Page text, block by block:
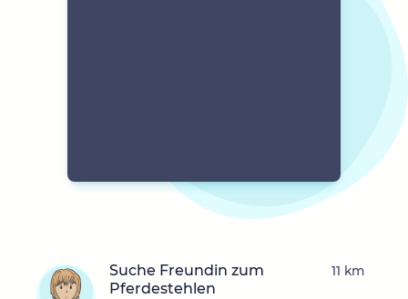
Suche Freundin zum
Pferdestehlen
11 km